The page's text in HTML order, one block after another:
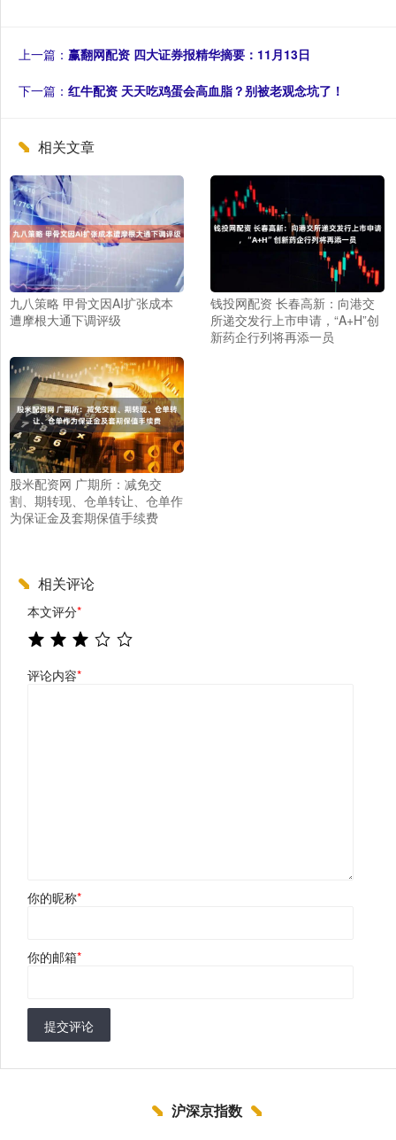
上一篇： 赢翻网配资 四大证券报精华摘要：11月13日
下一篇： 红牛配资 天天吃鸡蛋会高血脂？别被老观念坑了！
相关文章
九八策略 甲骨文因AI扩张成本
遭摩根大通下调评级
钱投网配资 长春高新：向港交
所递交发行上市申请，“A+H”创
新药企行列将再添一员
股米配资网 广期所：减免交
割、期转现、仓单转让、仓单作
为保证金及套期保值手续费
相关评论
本文评分*
评论内容*
你的昵称*
你的邮箱*
提交评论
沪深京指数